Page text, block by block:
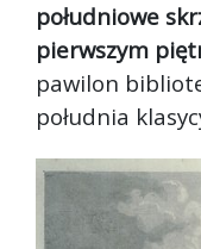
południowe
pierwszym
pawilon
południa